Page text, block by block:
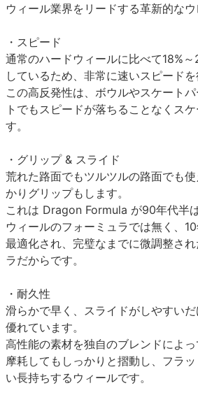
ウィール業界をリードする革新的なウ
・スピード
通常のハードウィールに比べて18%
しているため、非常に速いスピードを
この高反発性は、ボウルやスケート
トでもスピードが落ちることなくス
す。
・グリップ & スライド
荒れた路面でもツルツルの路面でも
かりグリップもします。
これは Dragon Formula が90年代半
ウィールのフォーミュラでは無く、
最適化され、完璧なまでに微調整さ
ラだからです。
・耐久性
滑らかで早く、スライドがしやすい
優れています。
高性能の素材を独自のブレンドによ
摩耗してもしっかりと摺動し、フラ
い長持ちするウィールです。